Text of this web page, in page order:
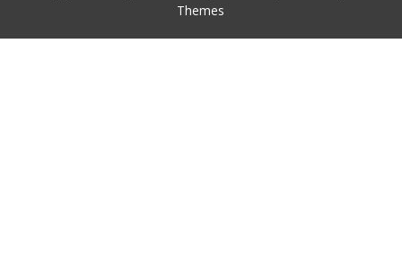
Themes